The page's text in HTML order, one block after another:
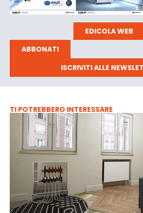
EDICOLA WEB
ABBONATI
ISCRIVITI ALLE
TI POTREBBERO INTERESSARE